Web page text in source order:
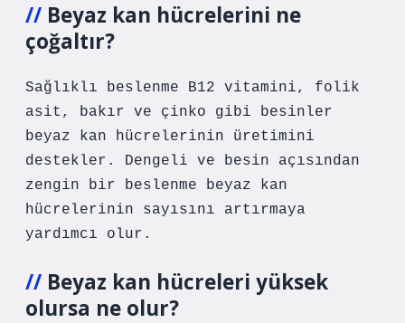
Beyaz kan hücrelerini ne
çoğaltır?
Sağlıklı beslenme B12 vitamini, folik
asit, bakır ve çinko gibi besinler
beyaz kan hücrelerinin üretimini
destekler. Dengeli ve besin açısından
zengin bir beslenme beyaz kan
hücrelerinin sayısını artırmaya
yardımcı olur.
Beyaz kan hücreleri yüksek
olursa ne olur?